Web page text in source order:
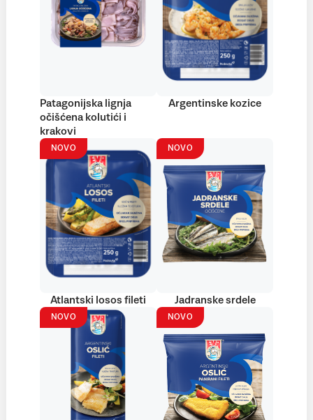
Patagonijska lignja
očišćena kolutići i
krakovi
Argentinske kozice
NOVO
Atlantski losos fileti
NOVO
Jadranske srdele
NOVO NOVO